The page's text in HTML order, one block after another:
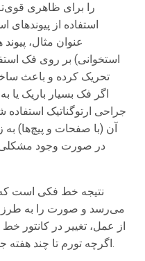
را برای ظاهری
استفاده از پیوندهای
عنوان مثال،
استخوانی) بر روی فک
تحریک کرده و باعث
اگر فک بسیار باریک
جراحی ارتوگناتیک
آن (با صفحات و پیچ‌ها) به
در صورت وجود مشکلی
نتیجه خط فکی است که
می‌رسد و صورت را به طرز
از عمل، تغییر در کانتور
اگرچه تورم تا چند هفته جلوی تعریف نهایی را خواهد گرفت.